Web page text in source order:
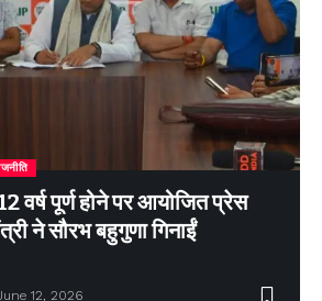
वर्ष पूर्ण होने पर आयोजित प्रेस
ने सौरभ बहुगुणा गिनाईं
12, 2026